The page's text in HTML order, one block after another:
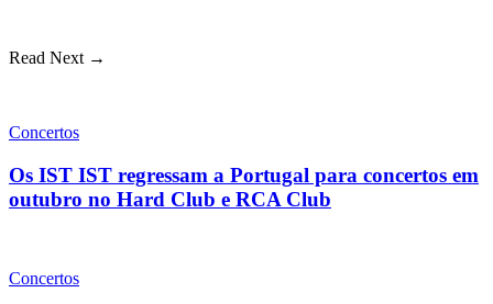
Read Next →
Concertos
Os IST IST regressam a Portugal para concertos em
outubro no Hard Club e RCA Club
Concertos